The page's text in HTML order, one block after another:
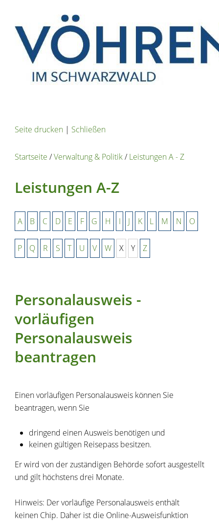
Seite drucken | Schließen
Startseite /Verwaltung & Politik/Leistungen A - Z
Leistungen A-Z
A B C D E F G H I J K L M N O
P Q R S T U V W X Y Z
Personalausweis -
vorläufigen
Personalausweis
beantragen
Einen vorläufigen Personalausweis können Sie
beantragen, wenn Sie
dringend einen Ausweis benötigen und
keinen gültigen Reisepass besitzen.
Er wird von der zuständigen Behörde sofort ausgestellt
und gilt höchstens drei Monate.
Hinweis: Der vorläufige Personalausweis enthält
keinen Chip. Daher ist die Online-Ausweisfunktion